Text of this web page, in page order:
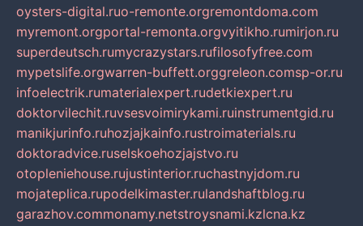
oysters-digital.ruo-remonte.orgremontdoma.com
myremont.orgportal-remonta.orgvyitikho.rumirjon.ru
superdeutsch.rumycrazystars.rufilosofyfree.com
mypetslife.orgwarren-buffett.orggreleon.comsp-or.ru
infoelectrik.rumaterialexpert.rudetkiexpert.ru
doktorvilechit.ruvsesvoimirykami.ruinstrumentgid.ru
manikjurinfo.ruhozjajkainfo.rustroimaterials.ru
doktoradvice.ruselskoehozjajstvo.ru
otopleniehouse.rujustinterior.ruchastnyjdom.ru
mojateplica.rupodelkimaster.rulandshaftblog.ru
garazhov.commonamy.netstroysnami.kzlcna.kz